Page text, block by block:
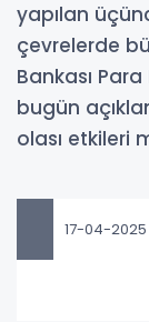
yapılan
çevrelerde
Bankası
bugün
olası etkileri
17-04-2025